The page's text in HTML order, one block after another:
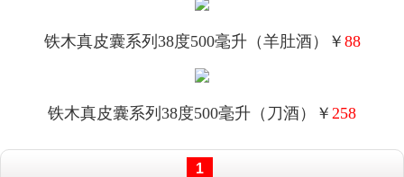
铁木真皮囊系列38度500毫升（羊肚酒）￥ 88
铁木真皮囊系列38度500毫升（刀酒）￥ 258
1